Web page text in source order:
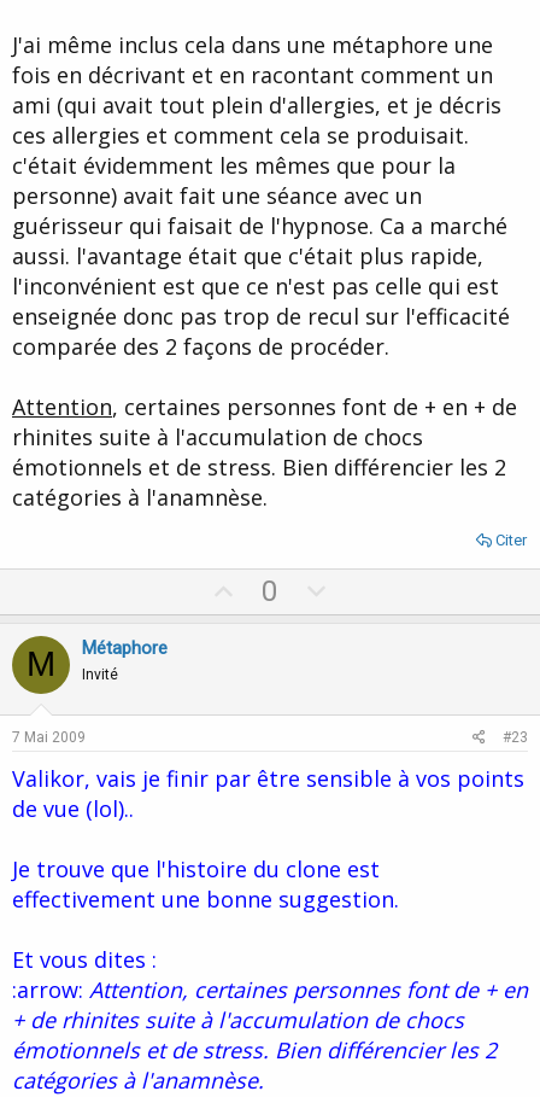
J'ai même inclus cela dans une métaphore une
fois en décrivant et en racontant comment un
ami (qui avait tout plein d'allergies, et je décris
ces allergies et comment cela se produisait.
c'était évidemment les mêmes que pour la
personne) avait fait une séance avec un
guérisseur qui faisait de l'hypnose. Ca a marché
aussi. l'avantage était que c'était plus rapide,
l'inconvénient est que ce n'est pas celle qui est
enseignée donc pas trop de recul sur l'efficacité
comparée des 2 façons de procéder.
Attention, certaines personnes font de + en + de
rhinites suite à l'accumulation de chocs
émotionnels et de stress. Bien différencier les 2
catégories à l'anamnèse.
Citer
p
t
0
o
v
e
M Métaphore
Invité
7 Mai 2009 #23
Valikor, vais je finir par être sensible à vos points
de vue (lol)..
Je trouve que l'histoire du clone est
effectivement une bonne suggestion.
Et vous dites :
:arrow: Attention, certaines personnes font de + en
+ de rhinites suite à l'accumulation de chocs
émotionnels et de stress. Bien différencier les 2
catégories à l'anamnèse.